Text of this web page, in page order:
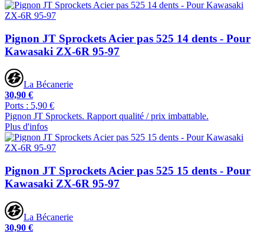
Pignon JT Sprockets Acier pas 525 14 dents - Pour
Kawasaki ZX-6R 95-97
La Bécanerie
30,90 €
Ports : 5,90 €
Pignon JT Sprockets. Rapport qualité / prix imbattable.
Plus d'infos
Pignon JT Sprockets Acier pas 525 15 dents - Pour
Kawasaki ZX-6R 95-97
La Bécanerie
30,90 €